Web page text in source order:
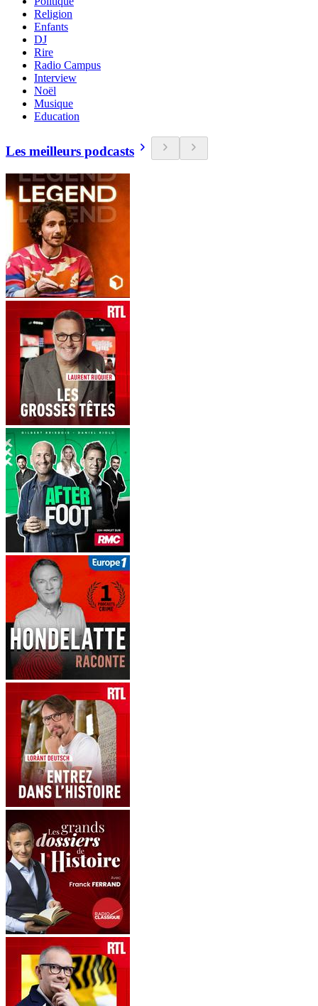
Religion
Enfants
DJ
Rire
Radio Campus
Interview
Noël
Musique
Education
Les meilleurs podcasts